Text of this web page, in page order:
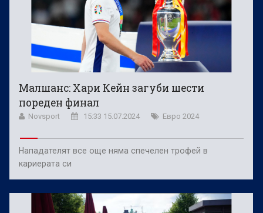
Малшанс: Хари Кейн загуби шести
пореден финал
Novsport 15:33 15.07.2024 Евро 2024
Нападателят все още няма спечелен трофей в
кариерата си